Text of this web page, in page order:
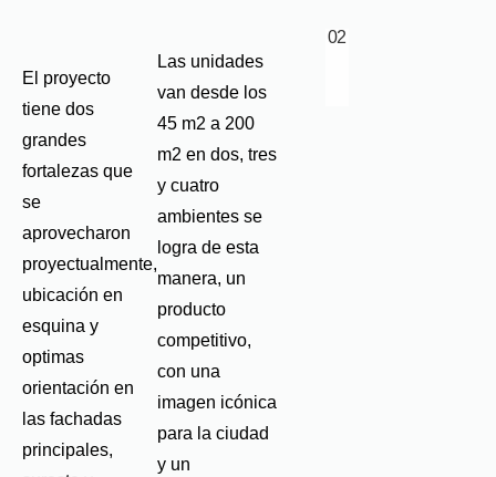
El proyecto
tiene dos
grandes
fortalezas que
se
aprovecharon
proyectualmente,
ubicación en
esquina y
optimas
orientación en
las fachadas
principales,
Las unidades
van desde los
45 m2 a 200
m2 en dos, tres
y cuatro
ambientes se
logra de esta
manera, un
producto
competitivo,
con una
imagen icónica
para la ciudad
y un
02